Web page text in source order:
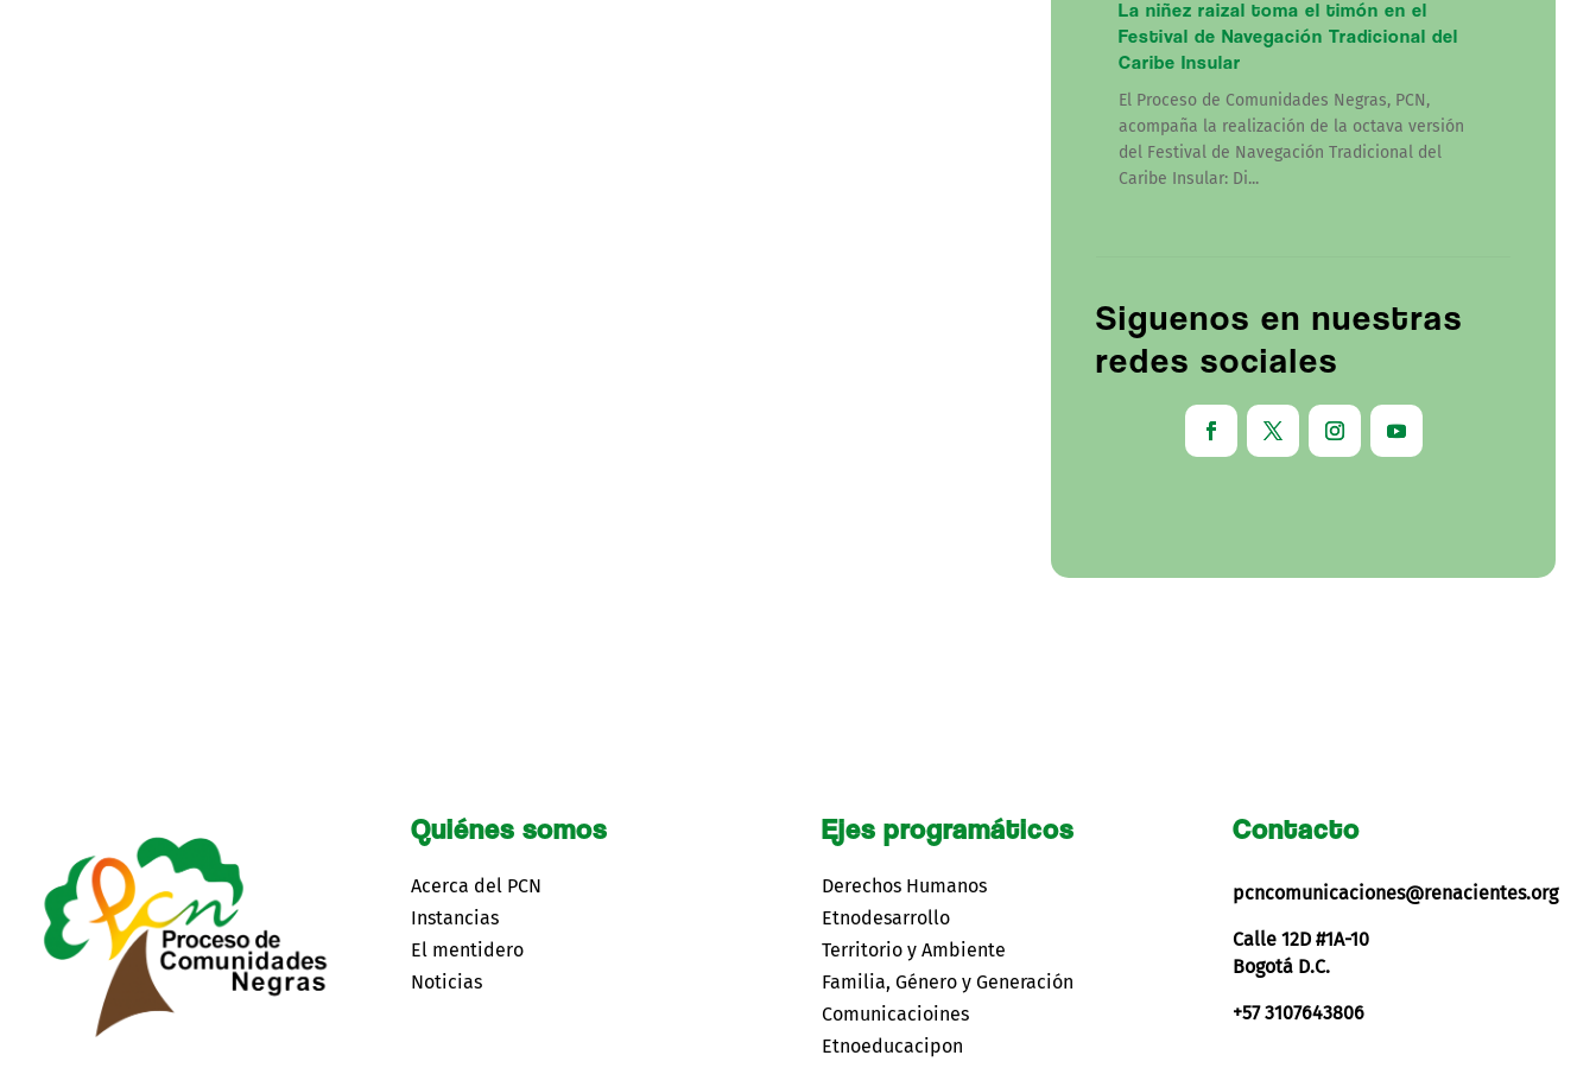
La niñez raizal toma el timón en el
Festival de Navegación Tradicional del
Caribe Insular
El Proceso de Comunidades Negras, PCN,
acompaña la realización de la octava versión
del Festival de Navegación Tradicional del
Caribe Insular: Di...
Siguenos en nuestras
redes sociales
Quiénes somos
Acerca del PCN
Instancias
El mentidero
Noticias
Ejes programáticos
Derechos Humanos
Etnodesarrollo
Territorio y Ambiente
Familia, Género y Generación
Comunicacioines
Etnoeducacipon
Contacto
pcncomunicaciones@renacientes.org
Calle 12D #1A-10
Bogotá D.C.
+57 3107643806